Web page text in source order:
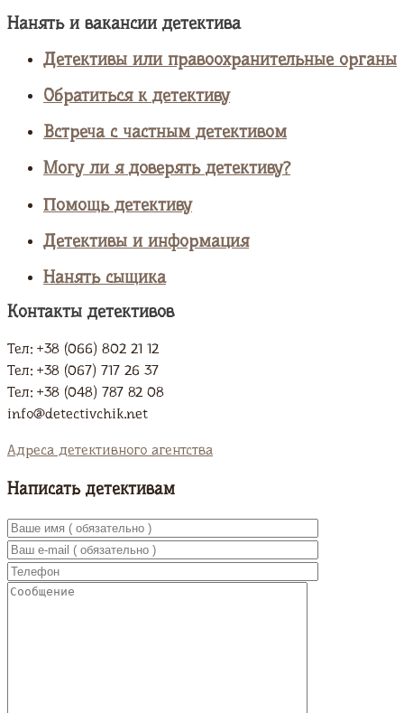
Нанять и вакансии детектива
Детективы или правоохранительные органы
Обратиться к детективу
Встреча с частным детективом
Могу ли я доверять детективу?
Помощь детективу
Детективы и информация
Нанять сыщика
Контакты детективов
Тел: +38 (066) 802 21 12
Тел: +38 (067) 717 26 37
Тел: +38 (048) 787 82 08
info@detectivchik.net
Адреса детективного агентства
Написать детективам